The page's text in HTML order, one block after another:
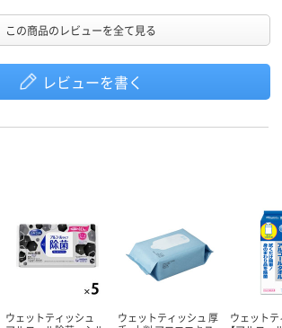
この商品のレビューを全て見る
レビューを書く
ウェットティッシュ
ウェットティッシュ 厚
ウェット